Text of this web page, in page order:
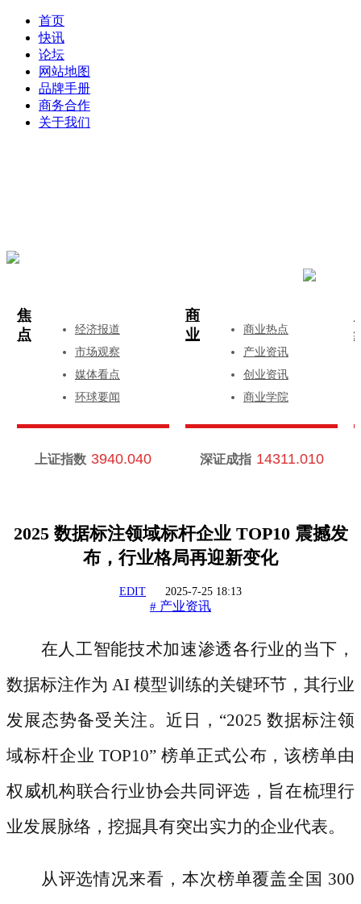
首页
快讯
论坛
网站地图
品牌手册
商务合作
关于我们
焦
点
经济报道
市场观察
媒体看点
环球要闻
商
业
商业热点
产业资讯
创业资讯
商业学院
上证指数 3940.040 深证成指 14311.010
2025 数据标注领域标杆企业 TOP10 震撼发
布，行业格局再迎新变化​
EDIT 2025-7-25 18:13
# 产业资讯
在人工智能技术加速渗透各行业的当下，
数据标注作为 AI 模型训练的关键环节，其行业
发展态势备受关注。近日，“2025 数据标注领
域标杆企业 TOP10” 榜单正式公布，该榜单由
权威机构联合行业协会共同评选，旨在梳理行
业发展脉络，挖掘具有突出实力的企业代表。
从评选情况来看，本次榜单覆盖全国 300